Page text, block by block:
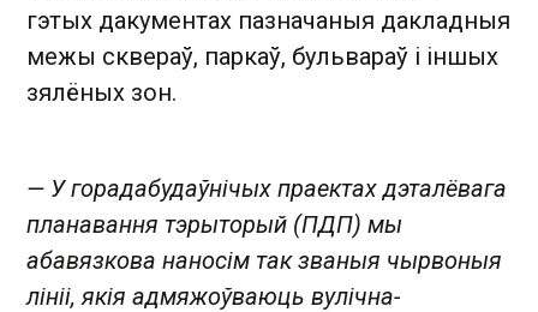
гэтых дакументах пазначаныя дакладныя
межы сквераў, паркаў, бульвараў і іншых
зялёных зон.
— У горадабудаўнічых праектах дэталёвага
планавання тэрыторый (ПДП) мы
абавязкова наносім так званыя чырвоныя
лініі, якія адмяжоўваюць вулічна-